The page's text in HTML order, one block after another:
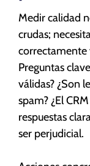
Medir calidad
crudas;
correctamente
Preguntas
válidas? ¿Son
spam? ¿El
respuestas
ser perjudicial.